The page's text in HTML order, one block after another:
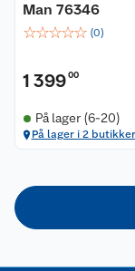
Man 76346
☆☆☆☆☆ (0)
1 39900
På lager (6-20)
På lager i 2 butikker
Coop kjeder
Samvirkelag
Virksomheten
Kjøpsvilkår
Personvern
Retur av el-avfall
Klikk og hent
Matvaregaranti
Festdrakter til
Alt til
Trampoline
Hagemøbler og